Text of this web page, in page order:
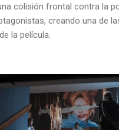
colisión frontal contra la
creando una de
la película.